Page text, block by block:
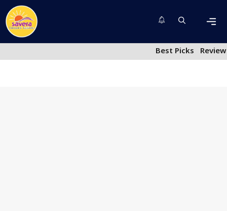
Skip
to
content
Best Picks